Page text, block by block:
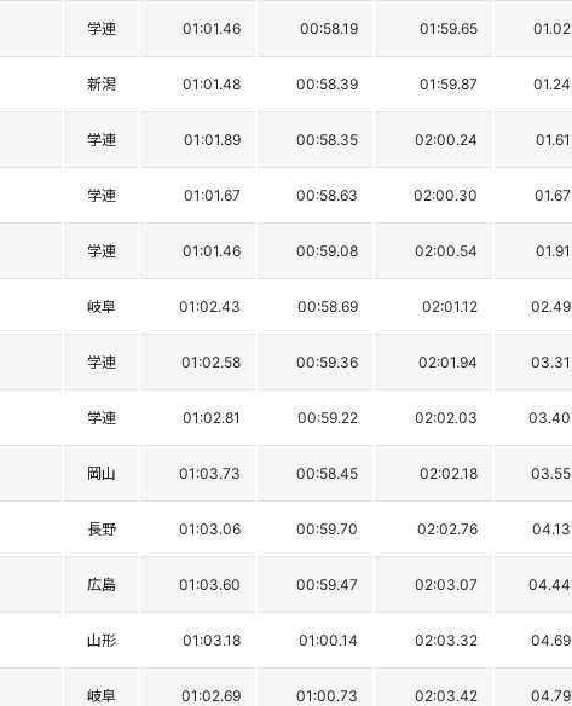
学連 01:01.46 00:58.19 01:59.65 01.02
新潟 01:01.48 00:58.39 01:59.87 01.24
学連 01:01.89 00:58.35 02:00.24 01.61
学連 01:01.67 00:58.63 02:00.30 01.67
学連 01:01.46 00:59.08 02:00.54 01.91
岐阜 01:02.43 00:58.69 02:01.12 02.49
学連 01:02.58 00:59.36 02:01.94 03.31
学連 01:02.81 00:59.22 02:02.03 03.40
岡山 01:03.73 00:58.45 02:02.18 03.55
長野 01:03.06 00:59.70 02:02.76 04.13
広島 01:03.60 00:59.47 02:03.07 04.44
山形 01:03.18 01:00.14 02:03.32 04.69
岐阜 01:02.69 01:00.73 02:03.42 04.79